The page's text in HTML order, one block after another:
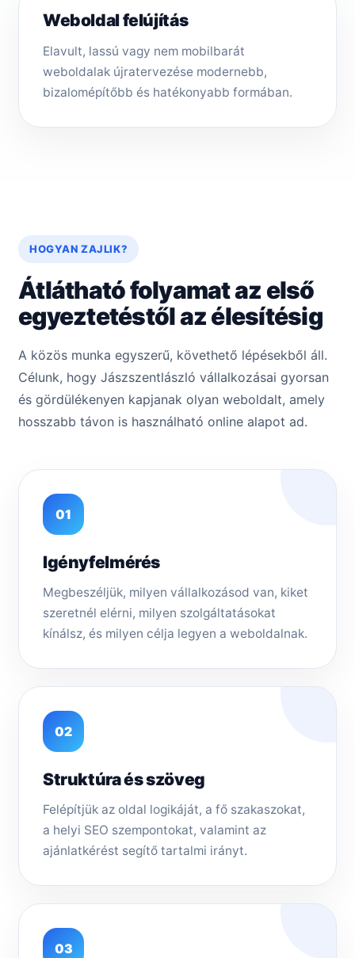
Weboldal felújítás
Elavult, lassú vagy nem mobilbarát
weboldalak újratervezése modernebb,
bizalomépítőbb és hatékonyabb formában.
HOGYAN ZAJLIK?
Átlátható folyamat az első
egyeztetéstől az élesítésig
A közös munka egyszerű, követhető lépésekből áll.
Célunk, hogy Jászszentlászló vállalkozásai gyorsan
és gördülékenyen kapjanak olyan weboldalt, amely
hosszabb távon is használható online alapot ad.
01
Igényfelmérés
Megbeszéljük, milyen vállalkozásod van, kiket
szeretnél elérni, milyen szolgáltatásokat
kínálsz, és milyen célja legyen a weboldalnak.
02
Struktúra és szöveg
Felépítjük az oldal logikáját, a fő szakaszokat,
a helyi SEO szempontokat, valamint az
ajánlatkérést segítő tartalmi irányt.
03